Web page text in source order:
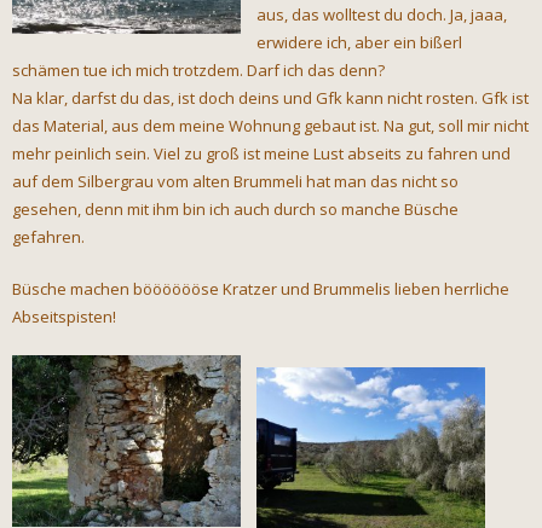
aus, das wolltest du doch. Ja, jaaa,
erwidere ich, aber ein bißerl
schämen tue ich mich trotzdem. Darf ich das denn?
Na klar, darfst du das, ist doch deins und Gfk kann nicht rosten. Gfk ist
das Material, aus dem meine Wohnung gebaut ist. Na gut, soll mir nicht
mehr peinlich sein. Viel zu groß ist meine Lust abseits zu fahren und
auf dem Silbergrau vom alten Brummeli hat man das nicht so
gesehen, denn mit ihm bin ich auch durch so manche Büsche
gefahren.
Büsche machen bööööööse Kratzer und Brummelis lieben herrliche
Abseitspisten!